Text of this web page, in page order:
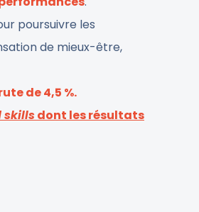
poursuivre les
de mieux-être,
de 4,5 %.
skillsdont les résultats